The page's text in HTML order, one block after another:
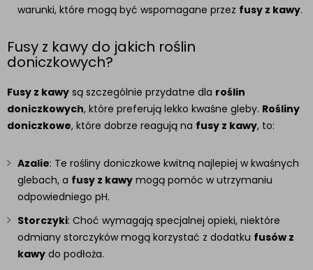
warunki, które mogą być wspomagane przez fusy z kawy.
Fusy z kawy do jakich roślin
doniczkowych?
Fusy z kawy są szczególnie przydatne dla roślin
doniczkowych, które preferują lekko kwaśne gleby. Rośliny
doniczkowe, które dobrze reagują na fusy z kawy, to:
Azalie: Te rośliny doniczkowe kwitną najlepiej w kwaśnych
glebach, a fusy z kawy mogą pomóc w utrzymaniu
odpowiedniego pH.
Storczyki: Choć wymagają specjalnej opieki, niektóre
odmiany storczyków mogą korzystać z dodatku fusów z
kawy do podłoża.